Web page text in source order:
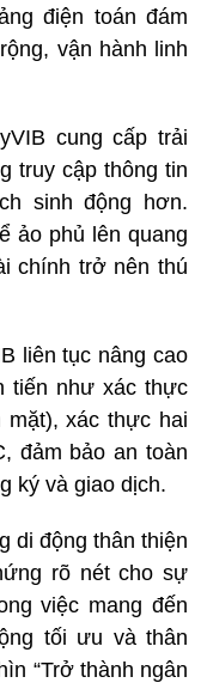
điện toán đám
vận hành linh
cung cấp trải
truy cập thông tin
sinh động hơn.
ảo phủ lên quang
chính trở nên thú
liên tục nâng cao
tiến như xác thực
mặt), xác thực hai
đảm bảo an toàn
ký và giao dịch.
di động thân thiện
rõ nét cho sự
việc mang đến
tối ưu và thân
“Trở thành ngân